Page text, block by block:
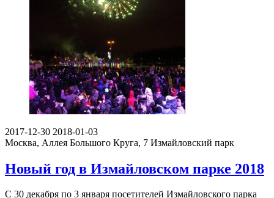
2017-12-30 2018-01-03
Москва, Аллея Большого Круга, 7 Измайловский парк
Новый год в Измайловском парке 2018
С 30 декабря по 3 января посетителей Измайловского парка